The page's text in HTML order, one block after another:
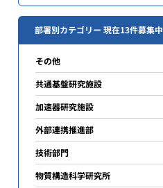
部署別カテゴリー 現在13件募集中
その他
共通基盤研究施設
加速器研究施設
外部連携推進部
技術部門
物質構造科学研究所